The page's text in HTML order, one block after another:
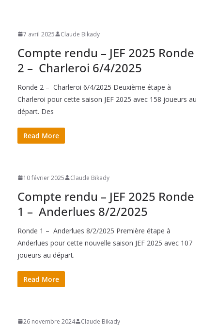
7 avril 2025 Claude Bikady
Compte rendu – JEF 2025 Ronde
2 – Charleroi 6/4/2025
Ronde 2 – Charleroi 6/4/2025 Deuxième étape à
Charleroi pour cette saison JEF 2025 avec 158 joueurs au
départ. Des
Read More
10 février 2025 Claude Bikady
Compte rendu – JEF 2025 Ronde
1 – Anderlues 8/2/2025
Ronde 1 – Anderlues 8/2/2025 Première étape à
Anderlues pour cette nouvelle saison JEF 2025 avec 107
joueurs au départ.
Read More
26 novembre 2024 Claude Bikady